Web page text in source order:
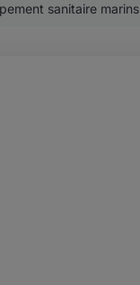
sanitaire marins